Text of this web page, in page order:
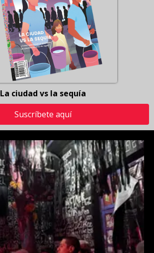
La ciudad vs la sequía
Suscríbete aquí